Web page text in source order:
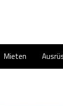
Mieten